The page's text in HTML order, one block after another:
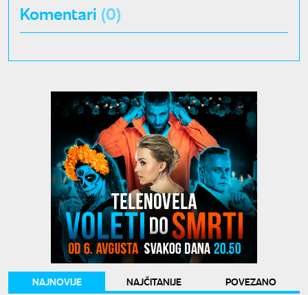
Komentari (0)
NAJNOVIJE NAJČITANIJE
POVEZANO